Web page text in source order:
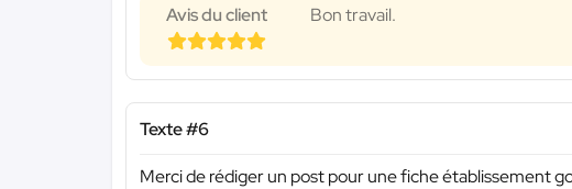
Avis du client Bon travail.
Texte #6
Merci de rédiger un post pour une fiche établissement